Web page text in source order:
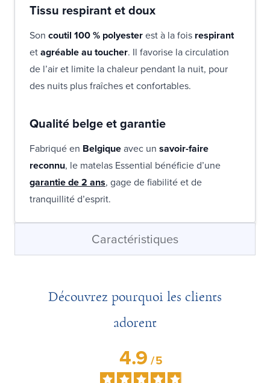
Tissu respirant et doux
Son coutil 100 % polyesterest à la fois respirant
etagréable au toucher. Il favorise la circulation
de l’air et limite la chaleur pendant la nuit, pour
des nuits plus fraîches et confortables.
Qualité belge et garantie
Fabriqué en Belgiqueavec un savoir-faire
reconnu, le matelas Essential bénéficie d’une
garantie de 2 ans, gage de fiabilité et de
tranquillité d’esprit.
Caractéristiques
Découvrez pourquoi les clients
adorent
4.9/5